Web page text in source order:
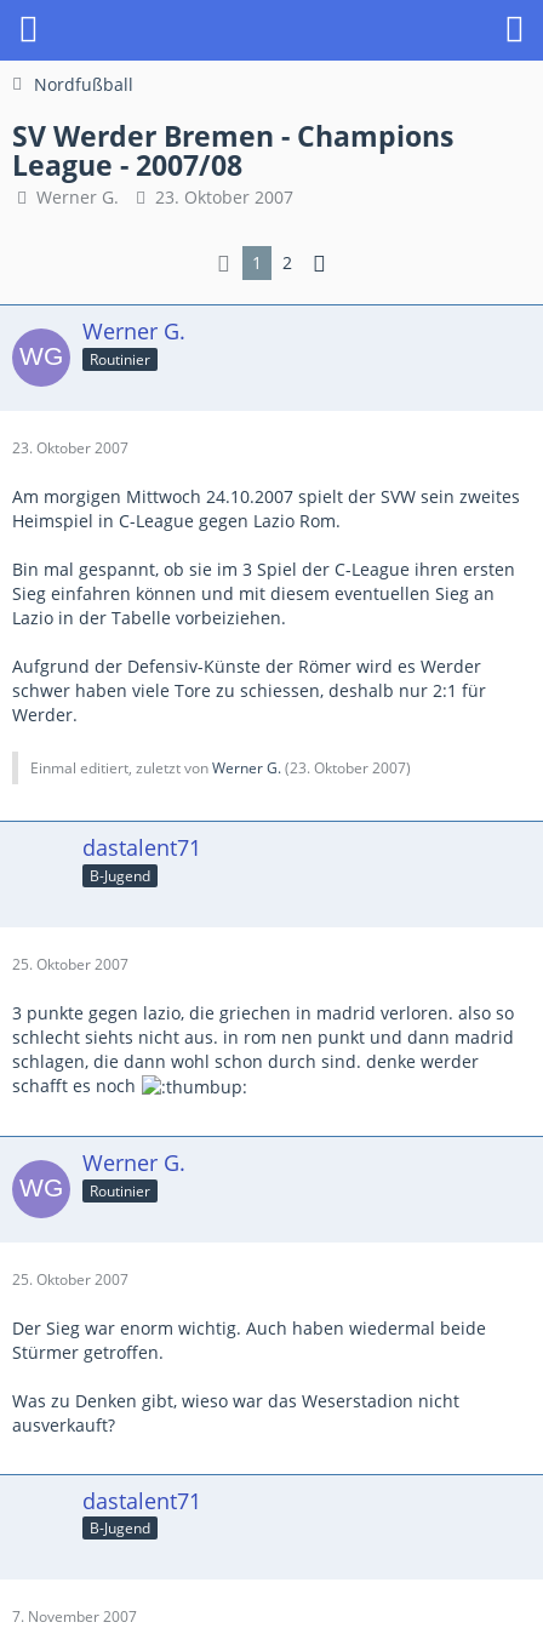
Nordfußball
SV Werder Bremen - Champions
League - 2007/08
Werner G. 23. Oktober 2007
1 2
Werner G.
Routinier
23. Oktober 2007
Am morgigen Mittwoch 24.10.2007 spielt der SVW sein zweites
Heimspiel in C-League gegen Lazio Rom.
Bin mal gespannt, ob sie im 3 Spiel der C-League ihren ersten
Sieg einfahren können und mit diesem eventuellen Sieg an
Lazio in der Tabelle vorbeiziehen.
Aufgrund der Defensiv-Künste der Römer wird es Werder
schwer haben viele Tore zu schiessen, deshalb nur 2:1 für
Werder.
Einmal editiert, zuletzt vonWerner G.(23. Oktober 2007)
dastalent71
B-Jugend
25. Oktober 2007
3 punkte gegen lazio, die griechen in madrid verloren. also so
schlecht siehts nicht aus. in rom nen punkt und dann madrid
schlagen, die dann wohl schon durch sind. denke werder
schafft es noch
Werner G.
Routinier
25. Oktober 2007
Der Sieg war enorm wichtig. Auch haben wiedermal beide
Stürmer getroffen.
Was zu Denken gibt, wieso war das Weserstadion nicht
ausverkauft?
dastalent71
B-Jugend
7. November 2007